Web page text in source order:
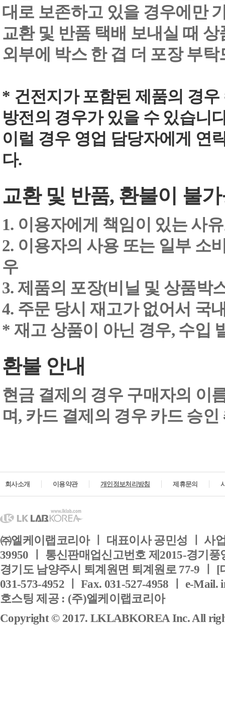
대로 보존하고 있을 경우에만
교환 및 반품 택배 보내실 때
외부에 박스 한 겹 더 포장 부탁
* 건전지가 포함된 제품의 경
방전의 경우가 있을 수 있습니
이럴 경우 영업 담당자에게 연
다.
교환 및 반품, 환불이 불
1. 이용자에게 책임이 있는 사
2. 이용자의 사용 또는 일부 소
우
3. 제품의 포장(비닐 및 상품박
4. 주문 당시 재고가 없어서 국
* 재고 상품이 아닌 경우, 수입
환불 안내
현금 결제의 경우 구매자의 이
며, 카드 결제의 경우 카드 승
회사소개 이용약관 개인정보처리방침 제휴문의
㈜엘케이랩코리아 ㅣ 대표이사 공민성 ㅣ 사
39950 ㅣ 통신판매업신고번호 제2015-경기풍
경기도 남양주시 퇴계원면 퇴계원로 77-9 ㅣ
031-573-4952 ㅣ Fax. 031-527-4958 ㅣ e-Mail.
호스팅 제공 : (주)엘케이랩코리아
Copyright © 2017. LKLABKOREA Inc. All